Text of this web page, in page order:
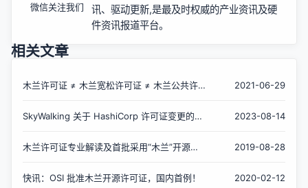
微信关注我们
讯、驱动更新,是最及时权威的产业资讯及硬
件资讯报道平台。
相关文章
木兰许可证 ≠ 木兰宽松许可证 ≠ 木兰公共许
2021-06-29
SkyWalking 关于 HashiCorp 许可证变更的声
2023-08-14
木兰许可证专业解读及首批采用“木兰”开源项
2019-08-28
快讯：OSI 批准木兰开源许可证，国内首例！ 2020-02-12